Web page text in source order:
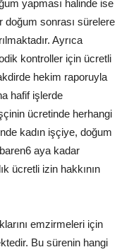
yapması halinde ise
doğum sonrası sürelere
Ayrıca
kontroller için ücretli
hekim raporuyla
hafif işlerde
ücretinde herhangi
kadın işçiye, doğum
aya kadar
ücretli izin hakkının
emzirmeleri için
Bu sürenin hangi